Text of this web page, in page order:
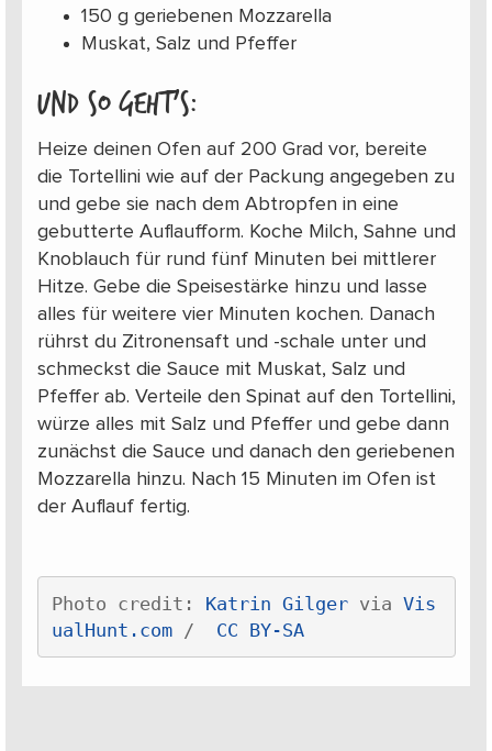
150 g geriebenen Mozzarella
Muskat, Salz und Pfeffer
Und so geht’s:
Heize deinen Ofen auf 200 Grad vor, bereite
die Tortellini wie auf der Packung angegeben zu
und gebe sie nach dem Abtropfen in eine
gebutterte Auflaufform. Koche Milch, Sahne und
Knoblauch für rund fünf Minuten bei mittlerer
Hitze. Gebe die Speisestärke hinzu und lasse
alles für weitere vier Minuten kochen. Danach
rührst du Zitronensaft und -schale unter und
schmeckst die Sauce mit Muskat, Salz und
Pfeffer ab. Verteile den Spinat auf den Tortellini,
würze alles mit Salz und Pfeffer und gebe dann
zunächst die Sauce und danach den geriebenen
Mozzarella hinzu. Nach 15 Minuten im Ofen ist
der Auflauf fertig.
Photo credit: Katrin Gilger via Vis
ualHunt.com / CC BY-SA